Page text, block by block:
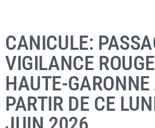
CANICULE:
VIGILANCE
HAUTE-GARONNE
PARTIR DE CE